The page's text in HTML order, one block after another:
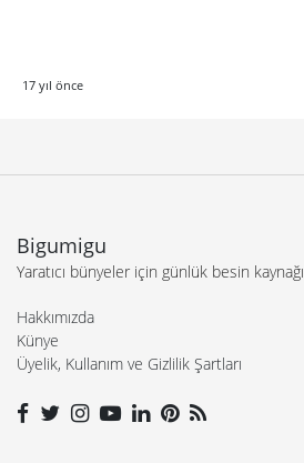
17 yıl önce
Bigumigu
Yaratıcı bünyeler için günlük besin kaynağı
Hakkımızda
Künye
Üyelik, Kullanım ve Gizlilik Şartları